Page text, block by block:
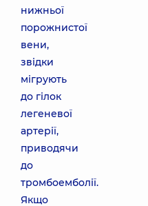
нижньої
порожнистої
вени,
звідки
мігрують
до гілок
легеневої
артерії,
приводячи
до
тромбоемболії.
Якщо